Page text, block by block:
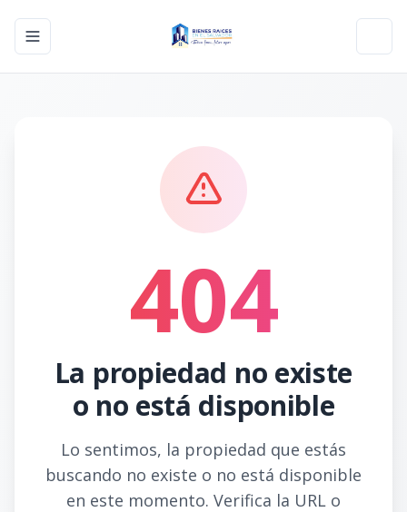
Toggle navigation menu
404
La propiedad no existe
o no está disponible
Lo sentimos, la propiedad que estás
buscando no existe o no está disponible
en este momento. Verifica la URL o